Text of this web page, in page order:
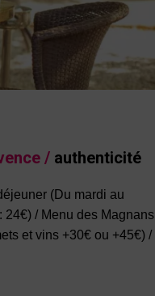
/ authenticité
(Du mardi au
24€) / Menu des Magnans
et vins +30€ ou +45€) /